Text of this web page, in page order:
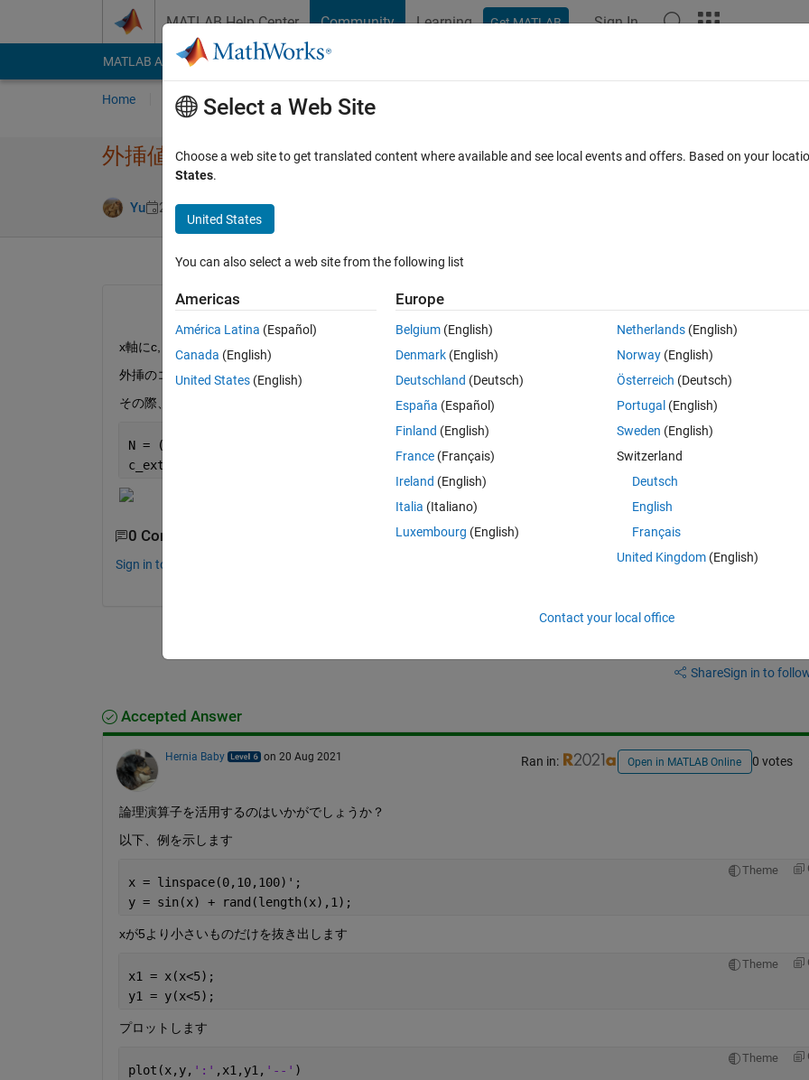
MATLAB Help Center Community Learning Get MATLAB Sign In
MATLAB Answers File Exchange Cody
Home Ask Answer Browse MATLAB FAQs
外挿値の取得について
Yu 20 Aug 2021 1 Answer
Open in MATLAB Online 0 votes
x軸にc, y軸にDをプロットし（実線）、y軸のデータがない部分を外挿でプロットしました（点線）。
外挿のコードは以下の通りです。
その際、以下のプロット図の点線のxy数値を取得したいのですが、どうすればよいでしょうか？
N = (linspace(1450,1460,100))';
c_ext = interp1(c, D, N,
'extrap')
0 Comments
Sign in to comment.
ShareSign in to
Accepted Answer
Hernia Baby on 20 Aug 2021 Ran in: Open in MATLAB Online 0 votes
論理演算子を活用するのはいかがでしょうか？
以下、例を示します
Theme
x = linspace(0,10,100)';
y = sin(x) + rand(length(x),1);
xが5より小さいものだけを抜き出します
Theme
x1 = x(x<5);
y1 = y(x<5);
プロットします
Theme
plot(x,y, ':' ,x1,y1, '--' )
Select a Web Site
Choose a web site to get translated content where available and see local events and offers. Based on your
States.
United States
You can also select a web site from the following list
Americas
América Latina (Español)
Canada (English)
United States (English)
Europe
Belgium (English)
Denmark (English)
Deutschland (Deutsch)
España (Español)
Finland (English)
France (Français)
Ireland (English)
Italia (Italiano)
Luxembourg (English)
Netherlands(English)
Norway(English)
Österreich (Deutsch)
Portugal (English)
Sweden (English)
Switzerland
Deutsch
English
Français
United Kingdom(English)
Contact your local office